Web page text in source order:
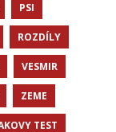
PSI
ROZDÍLY
VESMIR
ZEME
TEST